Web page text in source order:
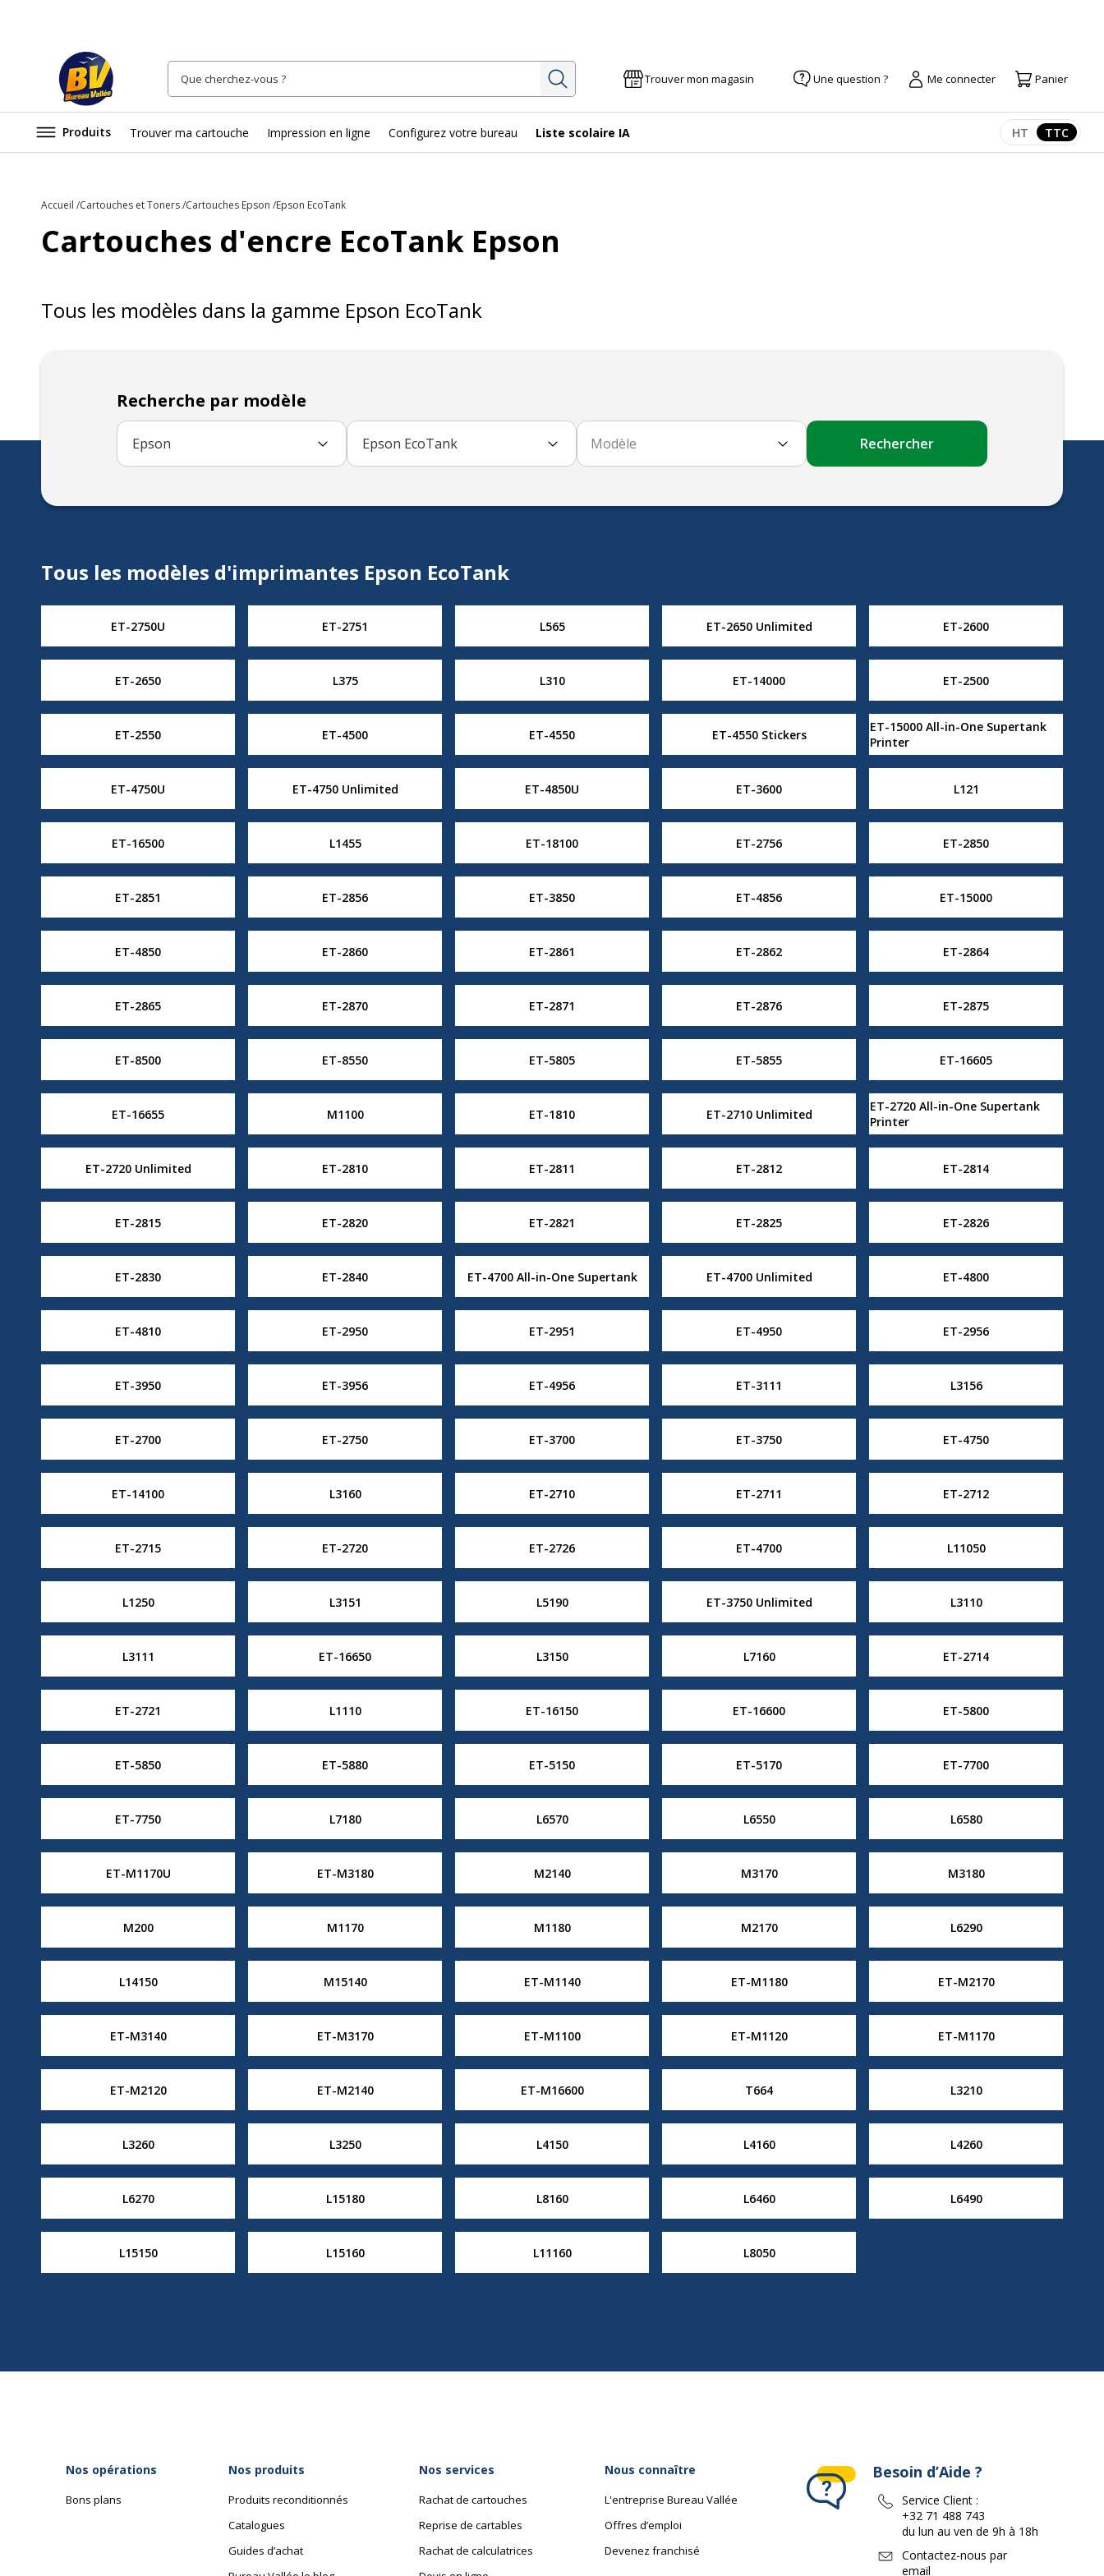
Rechercher Trouver mon magasin Une question ? Me connecter Panier
Produits Trouver ma cartouche Impression en ligne Configurez votre bureau Liste scolaire IA Afficher les
HT TTC
Accueil Cartouches et Toners Cartouches Epson Epson EcoTank
Cartouches d'encre EcoTank Epson
Tous les modèles dans la gamme Epson EcoTank
Recherche par modèle
Epson Epson EcoTank Modèle Rechercher
Tous les modèles d'imprimantes Epson EcoTank
ET-2750U ET-2751 L565 ET-2650 Unlimited ET-2600
ET-2650 L375 L310 ET-14000 ET-2500
ET-2550 ET-4500 ET-4550 ET-4550 Stickers
ET-15000 All-in-One Supertank
Printer
ET-4750U ET-4750 Unlimited ET-4850U ET-3600 L121
ET-16500 L1455 ET-18100 ET-2756 ET-2850
ET-2851 ET-2856 ET-3850 ET-4856 ET-15000
ET-4850 ET-2860 ET-2861 ET-2862 ET-2864
ET-2865 ET-2870 ET-2871 ET-2876 ET-2875
ET-8500 ET-8550 ET-5805 ET-5855 ET-16605
ET-16655 M1100 ET-1810 ET-2710 Unlimited
ET-2720 All-in-One Supertank
Printer
ET-2720 Unlimited ET-2810 ET-2811 ET-2812 ET-2814
ET-2815 ET-2820 ET-2821 ET-2825 ET-2826
ET-2830 ET-2840 ET-4700 All-in-One Supertank ET-4700 Unlimited ET-4800
ET-4810 ET-2950 ET-2951 ET-4950 ET-2956
ET-3950 ET-3956 ET-4956 ET-3111 L3156
ET-2700 ET-2750 ET-3700 ET-3750 ET-4750
ET-14100 L3160 ET-2710 ET-2711 ET-2712
ET-2715 ET-2720 ET-2726 ET-4700 L11050
L1250 L3151 L5190 ET-3750 Unlimited L3110
L3111 ET-16650 L3150 L7160 ET-2714
ET-2721 L1110 ET-16150 ET-16600 ET-5800
ET-5850 ET-5880 ET-5150 ET-5170 ET-7700
ET-7750 L7180 L6570 L6550 L6580
ET-M1170U ET-M3180 M2140 M3170 M3180
M200 M1170 M1180 M2170 L6290
L14150 M15140 ET-M1140 ET-M1180 ET-M2170
ET-M3140 ET-M3170 ET-M1100 ET-M1120 ET-M1170
ET-M2120 ET-M2140 ET-M16600 T664 L3210
L3260 L3250 L4150 L4160 L4260
L6270 L15180 L8160 L6460 L6490
L15150 L15160 L11160 L8050
Nos opérations
Bons plans
Nos produits
Produits reconditionnés
Catalogues
Guides d’achat
Nos services
Rachat de cartouches
Reprise de cartables
Rachat de calculatrices
Nous connaître
L'entreprise Bureau Vallée
Offres d’emploi
Devenez franchisé
Besoin d’Aide ?
Service Client :
+32 71 488 743
du lun au ven de 9h à 18h
Contactez-nous par
email